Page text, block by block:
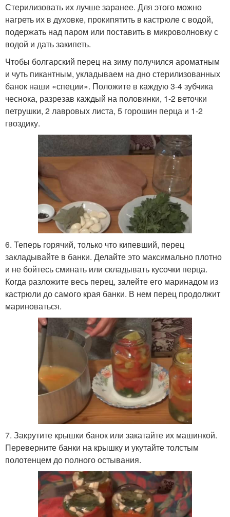
Стерилизовать их лучше заранее. Для этого можно
нагреть их в духовке, прокипятить в кастрюле с водой,
подержать над паром или поставить в микроволновку с
водой и дать закипеть.
Чтобы болгарский перец на зиму получился ароматным
и чуть пикантным, укладываем на дно стерилизованных
банок наши «специи». Положите в каждую 3-4 зубчика
чеснока, разрезав каждый на половинки, 1-2 веточки
петрушки, 2 лавровых листа, 5 горошин перца и 1-2
гвоздику.
6. Теперь горячий, только что кипевший, перец
закладывайте в банки. Делайте это максимально плотно
и не бойтесь сминать или складывать кусочки перца.
Когда разложите весь перец, залейте его маринадом из
кастрюли до самого края банки. В нем перец продолжит
мариноваться.
7. Закрутите крышки банок или закатайте их машинкой.
Переверните банки на крышку и укутайте толстым
полотенцем до полного остывания.